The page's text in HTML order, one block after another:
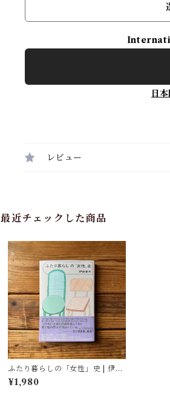
日
レビュー
最近チェックした商品
ふたり暮らしの「女性」史 | 伊藤
春奈
¥1,980